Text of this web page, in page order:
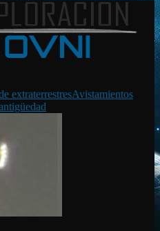
extraterrestresAvistamientos